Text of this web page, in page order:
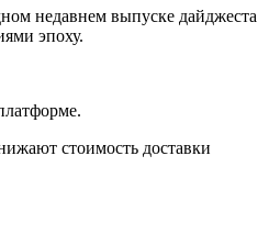
недавнем выпуске дайджеста
эпоху.
стоимость доставки